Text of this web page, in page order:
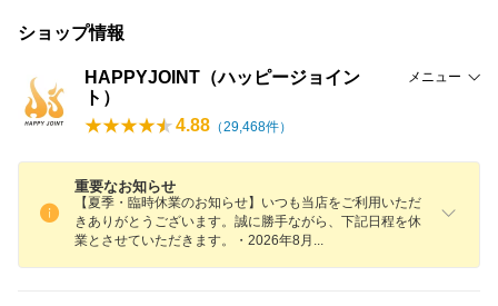
ショップ情報
HAPPYJOINT（ハッピージョイン
ト）
メニュー
4.88 （29,468件）
重要なお知らせ
【夏季・臨時休業のお知らせ】いつも当店をご利用いただ
きありがとうございます。誠に勝手ながら、下記日程を休
業とさせていただきます。・2026年8月